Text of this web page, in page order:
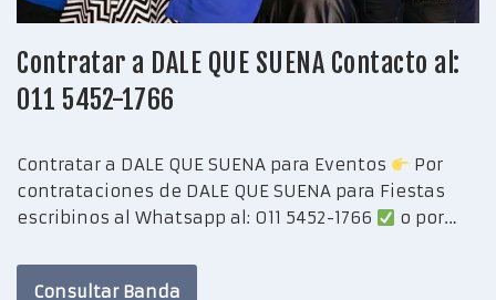
Contratar a DALE QUE SUENA Contacto al:
011 5452-1766
Contratar a DALE QUE SUENA para Eventos
Por
contrataciones de DALE QUE SUENA para Fiestas
escribinos al Whatsapp al: 011 5452-1766
o por…
Consultar Banda